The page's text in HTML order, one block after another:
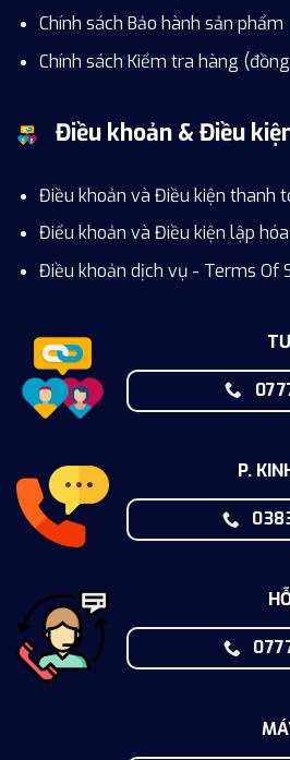
Chính sách Bảo hành sản phẩm
Chính sách Kiểm tra hàng
Điều khoản & Điều
Điều khoản và Điều kiện thanh
Điểu khoản và Điều kiện lập
Điều khoản dịch vụ - Terms Of
P.